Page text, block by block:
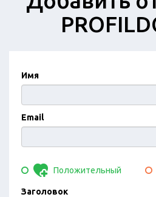
Имя
Email
Положительный
Заголовок